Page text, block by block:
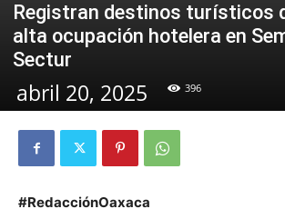
Registran destinos turísticos
alta ocupación hotelera en
Sectur
abril 20, 2025 396
#RedacciónOaxaca